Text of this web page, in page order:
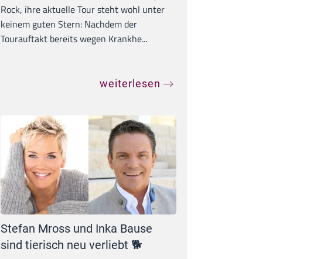
Rock, ihre aktuelle Tour steht wohl unter
keinem guten Stern: Nachdem der
Tourauftakt bereits wegen Krankhe...
weiterlesen
Stefan Mross und Inka Bause
sind tierisch neu verliebt 🐕